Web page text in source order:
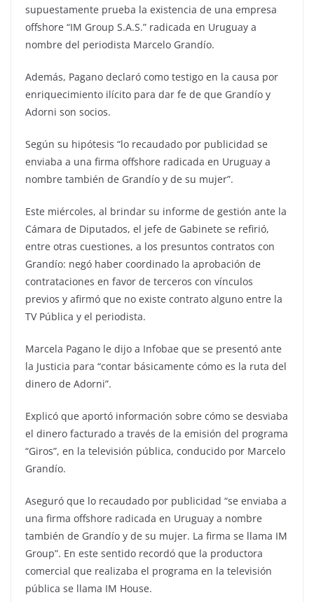
supuestamente prueba la existencia de una empresa
offshore “IM Group S.A.S.” radicada en Uruguay a
nombre del periodista Marcelo Grandío.
Además, Pagano declaró como testigo en la causa por
enriquecimiento ilícito para dar fe de que Grandío y
Adorni son socios.
Según su hipótesis “lo recaudado por publicidad se
enviaba a una firma offshore radicada en Uruguay a
nombre también de Grandío y de su mujer”.
Este miércoles, al brindar su informe de gestión ante la
Cámara de Diputados, el jefe de Gabinete se refirió,
entre otras cuestiones, a los presuntos contratos con
Grandío: negó haber coordinado la aprobación de
contrataciones en favor de terceros con vínculos
previos y afirmó que no existe contrato alguno entre la
TV Pública y el periodista.
Marcela Pagano le dijo a Infobae que se presentó ante
la Justicia para “contar básicamente cómo es la ruta del
dinero de Adorni”.
Explicó que aportó información sobre cómo se desviaba
el dinero facturado a través de la emisión del programa
“Giros”, en la televisión pública, conducido por Marcelo
Grandío.
Aseguró que lo recaudado por publicidad “se enviaba a
una firma offshore radicada en Uruguay a nombre
también de Grandío y de su mujer. La firma se llama IM
Group”. En este sentido recordó que la productora
comercial que realizaba el programa en la televisión
pública se llama IM House.